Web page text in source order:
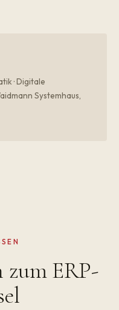
· Digitale
Systemhaus,
zum ERP-